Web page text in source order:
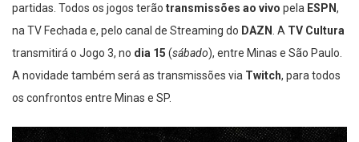
partidas. Todos os jogos terão transmissões ao vivo pela ESPN,
na TV Fechada e, pelo canal de Streaming do DAZN. A TV Cultura
transmitirá o Jogo 3, no dia 15 (sábado), entre Minas e São Paulo.
A novidade também será as transmissões via Twitch, para todos
os confrontos entre Minas e SP.